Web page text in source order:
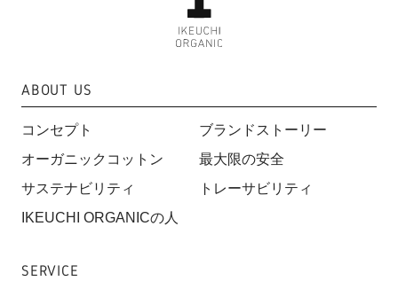
ABOUT US
コンセプト
ブランドストーリー
オーガニックコットン
最大限の安全
サステナビリティ
トレーサビリティ
IKEUCHI ORGANICの人
SERVICE